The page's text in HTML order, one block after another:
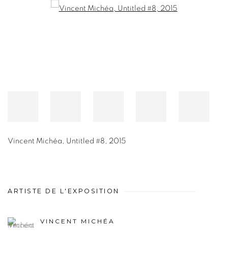
Open a larger version of the following image in a popup:
Vincent Michéa Untitled #8 2015
ARTISTE DE L'EXPOSITION
VINCENT MICHÉA